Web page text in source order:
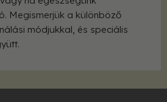
Megismerjük a különböző
módjukkal, és speciális